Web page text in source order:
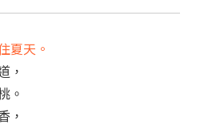
夏天。
，
。
，